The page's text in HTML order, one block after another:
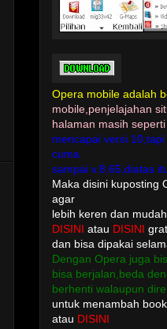
Opera mobile adalah
mobile,penjelajahan
halaman masih
mencapai versi
cuma
sampai v.8.65,diatas
Maka disini kuposting
agar
lebih keren dan
DISINI
atau DISINI
dan bisa dipakai
Dengan Opera juga
bisa berjalan,beda
berhenti walaupun
untuk menambah
atau DISINI